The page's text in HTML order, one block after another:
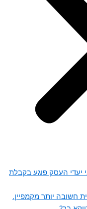
יעדי העסק פוגע בקבלת
חשובה יותר מקמפיין.